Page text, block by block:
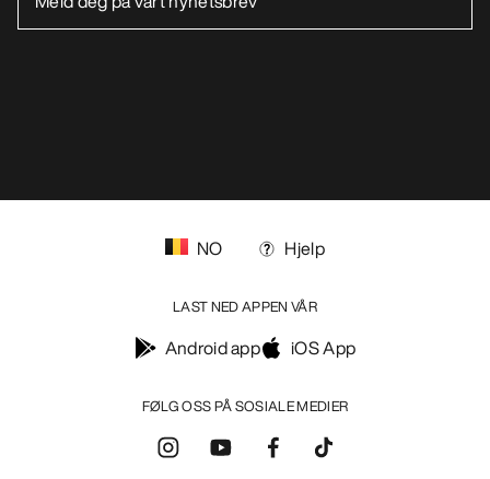
FØLG OSS PÅ SOSIALE MEDIER
NO Hjelp
LAST NED APPEN VÅR
Android app iOS App